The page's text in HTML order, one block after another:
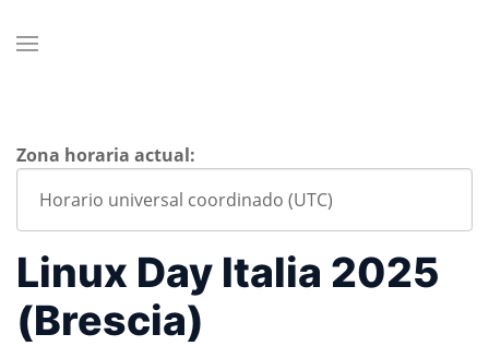
Zona horaria actual:
Linux Day Italia 2025
(Brescia)